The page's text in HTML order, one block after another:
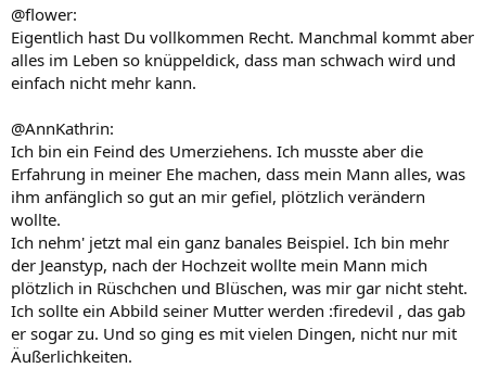
@flower:
Eigentlich hast Du vollkommen Recht. Manchmal kommt aber
alles im Leben so knüppeldick, dass man schwach wird und
einfach nicht mehr kann.
@AnnKathrin:
Ich bin ein Feind des Umerziehens. Ich musste aber die
Erfahrung in meiner Ehe machen, dass mein Mann alles, was
ihm anfänglich so gut an mir gefiel, plötzlich verändern
wollte.
Ich nehm' jetzt mal ein ganz banales Beispiel. Ich bin mehr
der Jeanstyp, nach der Hochzeit wollte mein Mann mich
plötzlich in Rüschchen und Blüschen, was mir gar nicht steht.
Ich sollte ein Abbild seiner Mutter werden :firedevil , das gab
er sogar zu. Und so ging es mit vielen Dingen, nicht nur mit
Äußerlichkeiten.